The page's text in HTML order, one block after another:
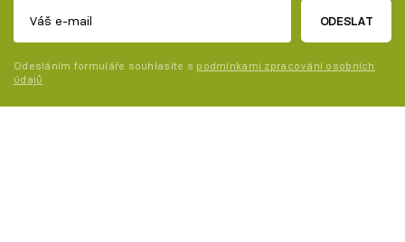
ODESLAT
Odesláním formuláře souhlasíte s podmínkami zpracování osobních
údajů